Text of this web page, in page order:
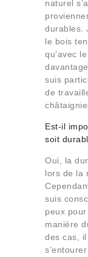
naturel
durables.
le bois
qu’avec
suis
de
Est-il
soit
Oui, la
lors de la
suis
peux
manière
des cas,